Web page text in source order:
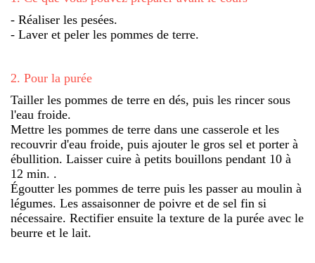
- Réaliser les pesées.
- Laver et peler les pommes de terre.
2. Pour la purée
Tailler les pommes de terre en dés, puis les rincer sous
l'eau froide.
Mettre les pommes de terre dans une casserole et les
recouvrir d'eau froide, puis ajouter le gros sel et porter à
ébullition. Laisser cuire à petits bouillons pendant 10 à
12 min. .
Égoutter les pommes de terre puis les passer au moulin à
légumes. Les assaisonner de poivre et de sel fin si
nécessaire. Rectifier ensuite la texture de la purée avec le
beurre et le lait.